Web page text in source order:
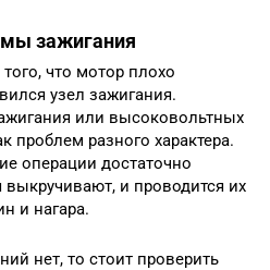
зажигания
что мотор плохо
узел зажигания.
или высоковольтных
проблем разного характера.
операции достаточно
и проводится их
и нагара.
нет, то стоит проверить